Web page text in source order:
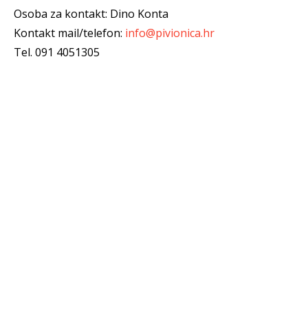
Osoba za kontakt: Dino Konta
Kontakt mail/telefon: info@pivionica.hr
Tel. 091 4051305